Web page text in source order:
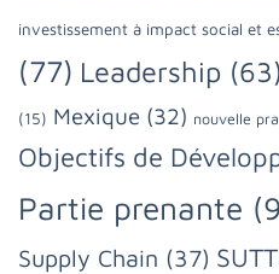
investissement à impact social et
(77) Leadership (63)
(15) Mexique (32) nouvelle
Objectifs de
Partie prenante
Supply Chain (37)